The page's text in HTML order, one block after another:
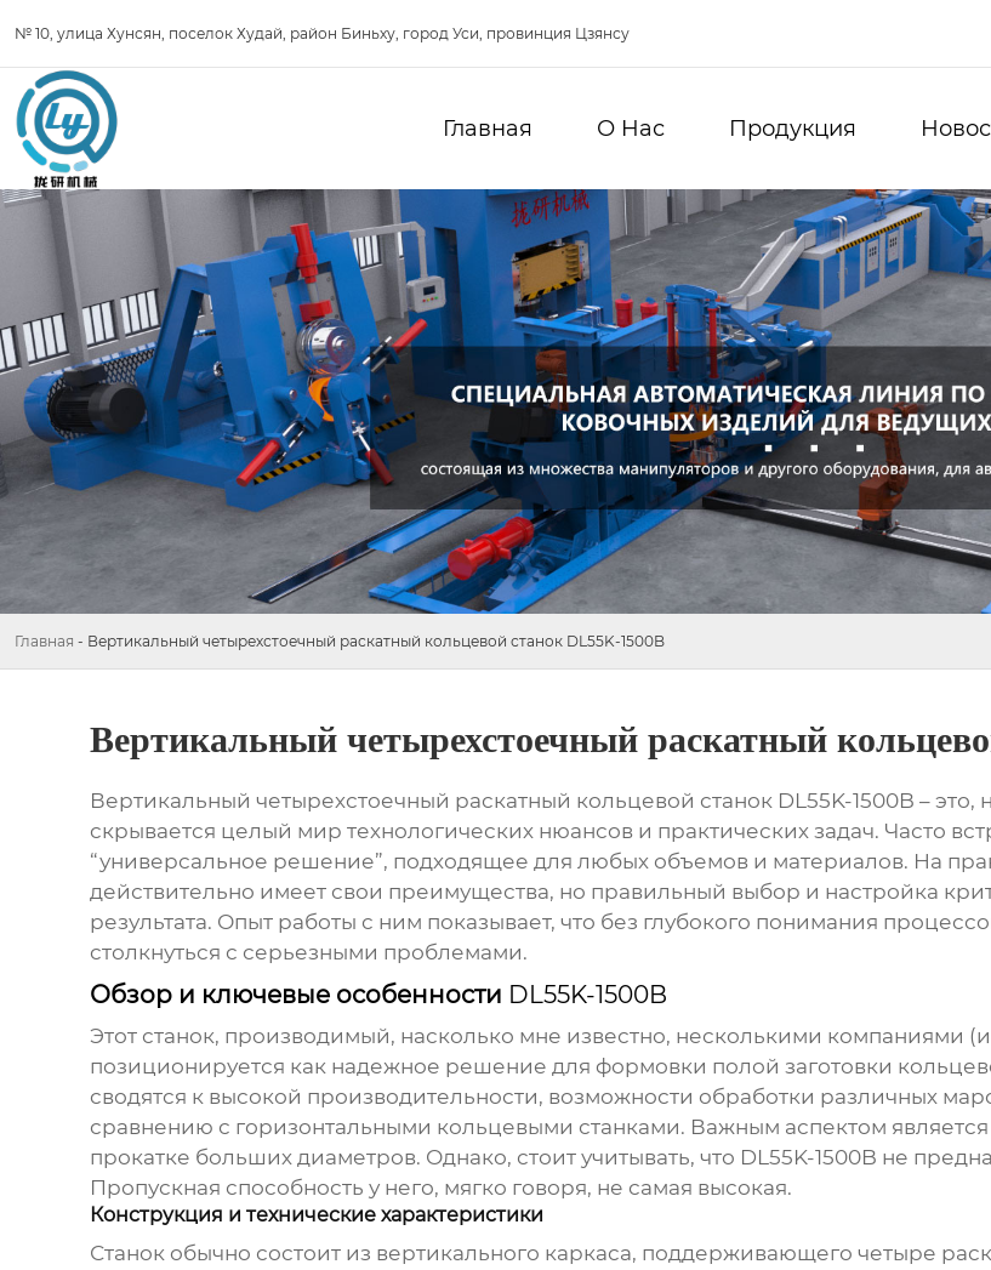
№ 10, улица Хунсян, поселок Худай, район Биньху, город Уси, провинция Цзянсу
Главная О Hас Продукция
Главная - Вертикальный четырехстоечный раскатный кольцевой станок DL55K-1500B
Вертикальный четырехстоечный раскатный
Вертикальный четырехстоечный раскатный кольцевой станок DL55K-1500B – это,
скрывается целый мир технологических нюансов и практических задач. Часто
“универсальное решение”, подходящее для любых объемов и материалов. На
действительно имеет свои преимущества, но правильный выбор и настройка
результата. Опыт работы с ним показывает, что без глубокого понимания
столкнуться с серьезными проблемами.
Обзор и ключевые особенности DL55K-1500B
Этот станок, производимый, насколько мне известно, несколькими компаниями
позиционируется как надежное решение для формовки полой заготовки
сводятся к высокой производительности, возможности обработки различных
сравнению с горизонтальными кольцевыми станками. Важным аспектом
прокатке больших диаметров. Однако, стоит учитывать, что DL55K-1500B не
Пропускная способность у него, мягко говоря, не самая высокая.
Конструкция и технические характеристики
Станок обычно состоит из вертикального каркаса, поддерживающего четыре